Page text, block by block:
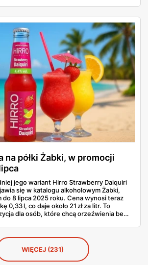
– Żabka przyspiesza i planuje otwierać
rocznie. Co to oznacza w praktyce
na półki Żabki, w promocji
jego wariant Hirro Strawberry Daiquiri
się w katalogu alkoholowym Żabki,
do 8 lipca 2025 roku. Cena wynosi teraz
0,33 l, co daje około 21 zł za litr. To
dla osób, które chcą orzeźwienia bez
Hirro budzi ciekawość, bo choć już była
i kwietniu, to powrót takiego hitu
Idealne na letnie dni, szczególnie
butelki potrafi dać więcej frajdy
drink.
WIĘCEJ (231)